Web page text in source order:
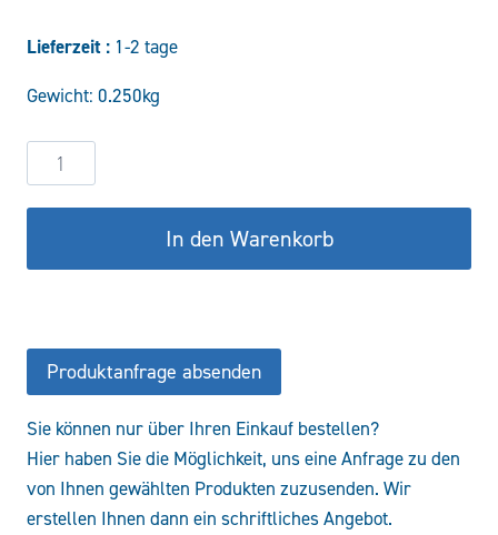
war:
157,00 €
Lieferzeit : 1-2 tage
Gewicht: 0.250kg
Füllstandsanzeige
FSK-
127-
SO70
In den Warenkorb
Produktanfrage absenden
Sie können nur über Ihren Einkauf bestellen?
Hier haben Sie die Möglichkeit, uns eine Anfrage zu den
von Ihnen gewählten Produkten zuzusenden. Wir
erstellen Ihnen dann ein schriftliches Angebot.